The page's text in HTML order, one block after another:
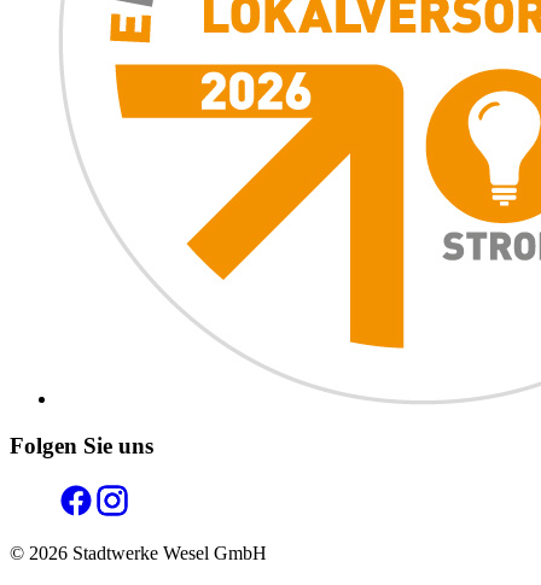
Folgen Sie uns
© 2026 Stadtwerke Wesel GmbH